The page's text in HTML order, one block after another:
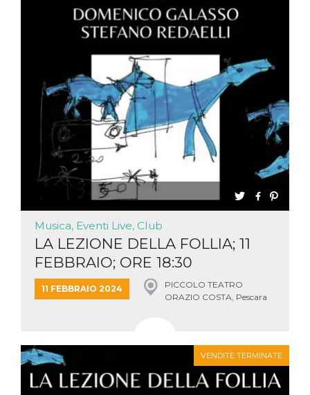
Musica, Eventi Live, Club
LA LEZIONE DELLA FOLLIA; 11
FEBBRAIO; ORE 18:30
11 FEBBRAIO 2024
PICCOLO TEATRO
ORAZIO COSTA, Pescara
VENDITE TERMINATE